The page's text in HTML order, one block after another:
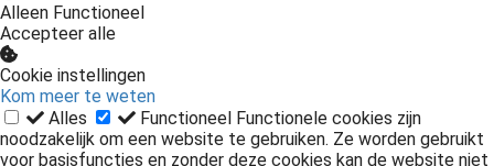
Alleen Functioneel
Accepteer alle
Cookie instellingen
Kom meer te weten
Alles
Functioneel Functionele cookies zijn
noodzakelijk om een website te gebruiken. Ze worden gebruikt
voor basisfuncties en zonder deze cookies kan de website niet